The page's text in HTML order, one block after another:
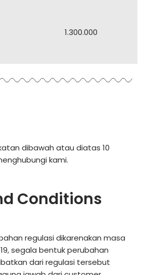
1.300.000
dibawah atau diatas 10
kami.
Conditions
regulasi dikarenakan masa
segala bentuk perubahan
dari regulasi tersebut